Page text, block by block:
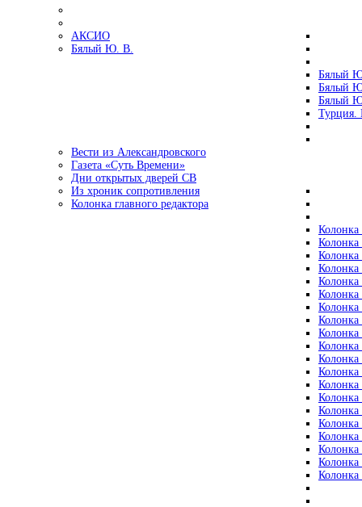
АКСИО
Бялый Ю. В.
Бялый
Бялый
Бялый
Турция.
Вести из Александровского
Газета «Суть Времени»
Дни открытых дверей СВ
Из хроник сопротивления
Колонка главного редактора
Колонка
Колонка
Колонка
Колонка
Колонка
Колонка
Колонка
Колонка
Колонка
Колонка
Колонка
Колонка
Колонка
Колонка
Колонка
Колонка
Колонка
Колонка
Колонка
Колонка